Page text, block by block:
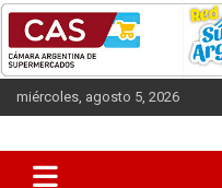
Saltar
contenido
miércoles, agosto 5, 2026
CAS